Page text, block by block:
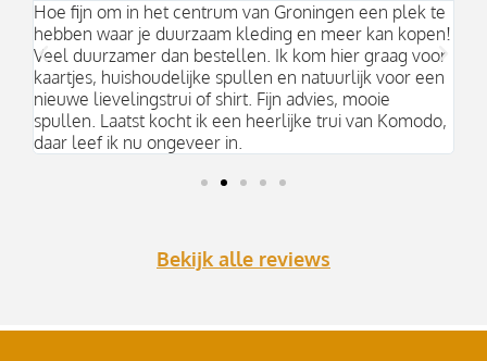
Hoe fijn om in het centrum van Groningen een plek te
hebben waar je duurzaam kleding en meer kan kopen!
Veel duurzamer dan bestellen. Ik kom hier graag voor
kaartjes, huishoudelijke spullen en natuurlijk voor een
nieuwe lievelingstrui of shirt. Fijn advies, mooie
spullen. Laatst kocht ik een heerlijke trui van Komodo,
daar leef ik nu ongeveer in.
Bekijk alle reviews